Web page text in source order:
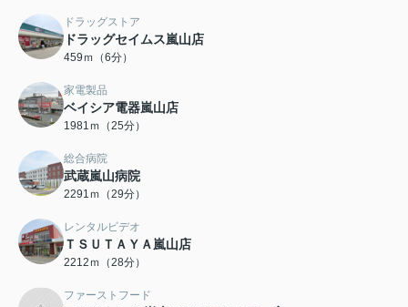
ドラッグストア
ドラッグセイムス嵐山店
459ｍ（6分）
家電製品
ベイシア電器嵐山店
1981ｍ（25分）
総合病院
武蔵嵐山病院
2291ｍ（29分）
レンタルビデオ
ＴＳＵＴＡＹＡ嵐山店
2212ｍ（28分）
ファーストフード